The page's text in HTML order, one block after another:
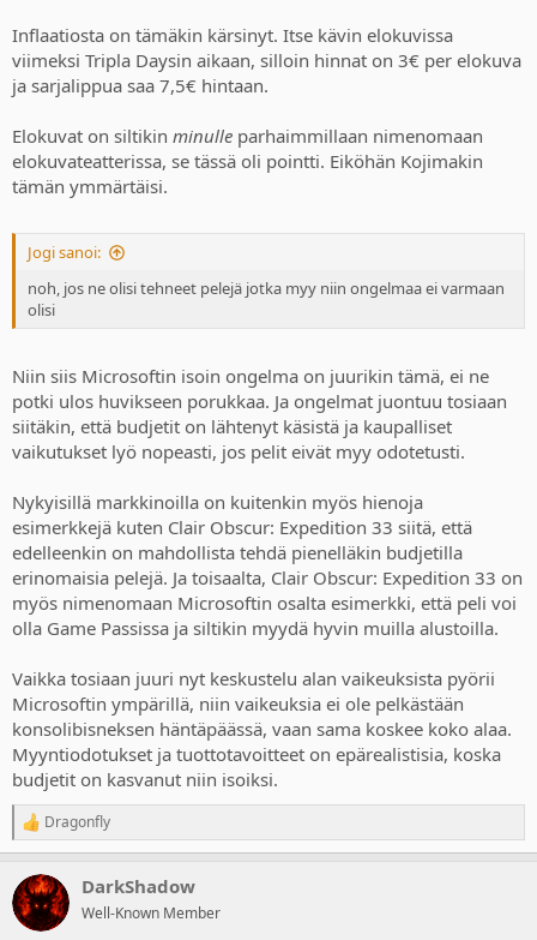
Inflaatiosta on tämäkin kärsinyt. Itse kävin elokuvissa
viimeksi Tripla Daysin aikaan, silloin hinnat on 3€ per elokuva
ja sarjalippua saa 7,5€ hintaan.
Elokuvat on siltikin minulle parhaimmillaan nimenomaan
elokuvateatterissa, se tässä oli pointti. Eiköhän Kojimakin
tämän ymmärtäisi.
Jogi sanoi:
noh, jos ne olisi tehneet pelejä jotka myy niin ongelmaa ei varmaan
olisi
Niin siis Microsoftin isoin ongelma on juurikin tämä, ei ne
potki ulos huvikseen porukkaa. Ja ongelmat juontuu tosiaan
siitäkin, että budjetit on lähtenyt käsistä ja kaupalliset
vaikutukset lyö nopeasti, jos pelit eivät myy odotetusti.
Nykyisillä markkinoilla on kuitenkin myös hienoja
esimerkkejä kuten Clair Obscur: Expedition 33 siitä, että
edelleenkin on mahdollista tehdä pienelläkin budjetilla
erinomaisia pelejä. Ja toisaalta, Clair Obscur: Expedition 33 on
myös nimenomaan Microsoftin osalta esimerkki, että peli voi
olla Game Passissa ja siltikin myydä hyvin muilla alustoilla.
Vaikka tosiaan juuri nyt keskustelu alan vaikeuksista pyörii
Microsoftin ympärillä, niin vaikeuksia ei ole pelkästään
konsolibisneksen häntäpäässä, vaan sama koskee koko alaa.
Myyntiodotukset ja tuottotavoitteet on epärealistisia, koska
budjetit on kasvanut niin isoiksi.
R
e
c
t
i
Dragonfly
DarkShadow
Well-Known Member